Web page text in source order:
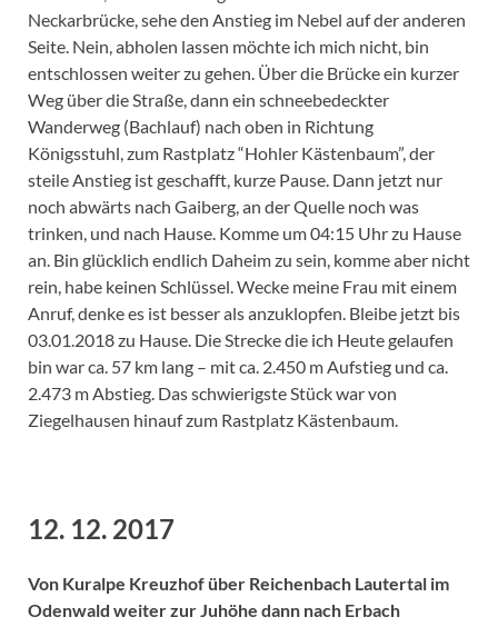
Neckarbrücke, sehe den Anstieg im Nebel auf der anderen
Seite. Nein, abholen lassen möchte ich mich nicht, bin
entschlossen weiter zu gehen. Über die Brücke ein kurzer
Weg über die Straße, dann ein schneebedeckter
Wanderweg (Bachlauf) nach oben in Richtung
Königsstuhl, zum Rastplatz “Hohler Kästenbaum”, der
steile Anstieg ist geschafft, kurze Pause. Dann jetzt nur
noch abwärts nach Gaiberg, an der Quelle noch was
trinken, und nach Hause. Komme um 04:15 Uhr zu Hause
an. Bin glücklich endlich Daheim zu sein, komme aber nicht
rein, habe keinen Schlüssel. Wecke meine Frau mit einem
Anruf, denke es ist besser als anzuklopfen. Bleibe jetzt bis
03.01.2018 zu Hause. Die Strecke die ich Heute gelaufen
bin war ca. 57 km lang – mit ca. 2.450 m Aufstieg und ca.
2.473 m Abstieg. Das schwierigste Stück war von
Ziegelhausen hinauf zum Rastplatz Kästenbaum.
12. 12. 2017
Von Kuralpe Kreuzhof über Reichenbach Lautertal im
Odenwald weiter zur Juhöhe dann nach Erbach